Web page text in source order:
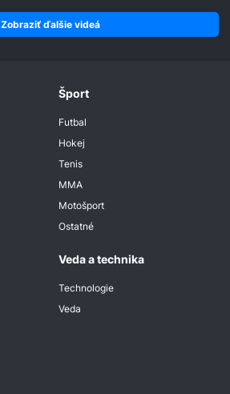
Zobraziť ďalšie videá
Šport
Futbal
Hokej
Tenis
MMA
Motošport
Ostatné
Veda a technika
Technologie
Veda